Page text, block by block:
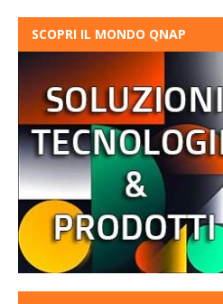
SCOPRI IL MONDO QNAP